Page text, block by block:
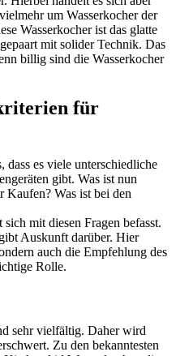
um Wasserkocher der
Wasserkocher ist das glatte
mit solider Technik. Das
billig sind die Wasserkocher
für
dass es viele unterschiedliche
gibt. Was ist nun
Kaufen? Was ist bei den
mit diesen Fragen befasst.
Auskunft darüber. Hier
auch die Empfehlung des
Rolle.
sehr vielfältig. Daher wird
Zu den bekanntesten